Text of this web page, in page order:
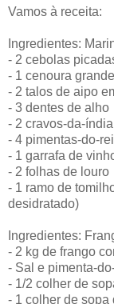
Vamos à receita:
Ingredientes:
- 2 cebolas
- 1 cenoura
- 2 talos de aipo
- 3 dentes de alho
- 2 cravos-da-índia
- 4 pimentas-do-
- 1 garrafa de
- 2 folhas de louro
- 1 ramo de
desidratado)
Ingredientes:
- 2 kg de frango
- Sal e pimenta-
- 1/2 colher de
- 1 colher de sopa